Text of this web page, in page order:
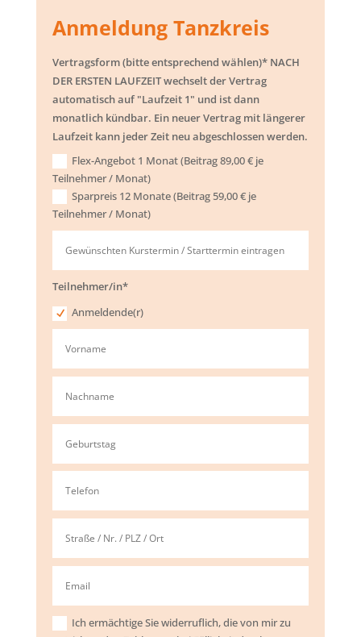
Anmeldung Tanzkreis
Vertragsform (bitte entsprechend wählen)* NACH
DER ERSTEN LAUFZEIT wechselt der Vertrag
automatisch auf "Laufzeit 1" und ist dann
monatlich kündbar. Ein neuer Vertrag mit längerer
Laufzeit kann jeder Zeit neu abgeschlossen werden.
Flex-Angebot 1 Monat (Beitrag 89,00 € je
Teilnehmer / Monat)
Sparpreis 12 Monate (Beitrag 59,00 € je
Teilnehmer / Monat)
Teilnehmer/in*
Anmeldende(r)
Ich ermächtige Sie widerruflich, die von mir zu